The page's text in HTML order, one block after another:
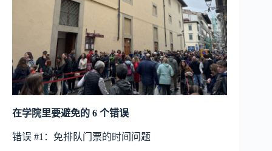
在学院里要避免的 6 个错误
错误 #1：免排队门票的时间问题